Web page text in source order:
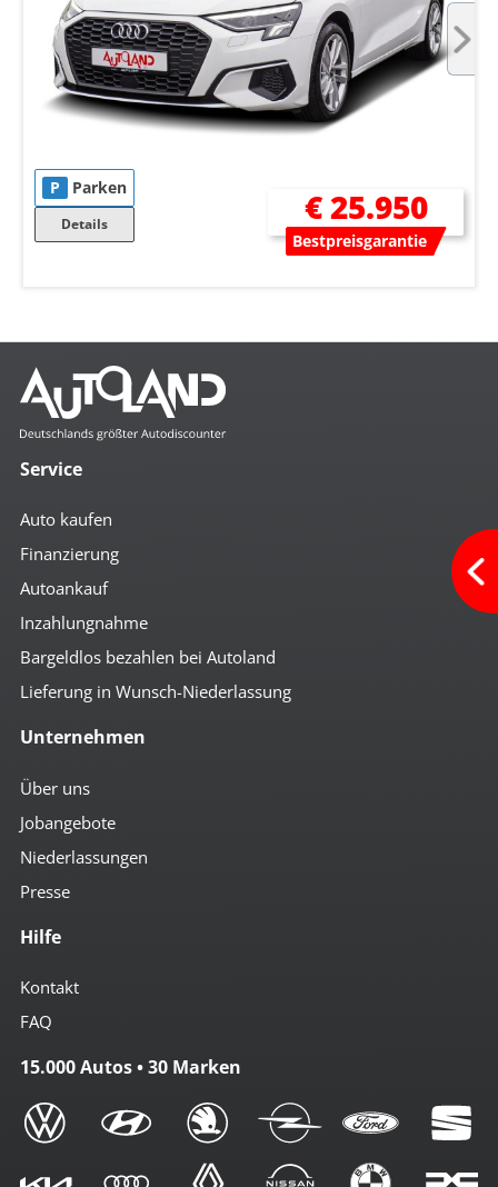
P Parken
Details € 25.950
Bestpreisgarantie
Service
Auto kaufen
Finanzierung
Autoankauf
Inzahlungnahme
Bargeldlos bezahlen bei Autoland
Lieferung in Wunsch-Niederlassung
Unternehmen
Über uns
Jobangebote
Niederlassungen
Presse
Hilfe
Kontakt
FAQ
15.000 Autos • 30 Marken